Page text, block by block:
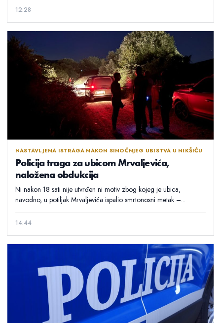
12:28
NASTAVLJENA ISTRAGA NAKON SINOĆNJEG UBISTVA U NIKŠIĆU
Policija traga za ubicom Mrvaljevića,
naložena obdukcija
Ni nakon 18 sati nije utvrđen ni motiv zbog kojeg je ubica,
navodno, u potiljak Mrvaljevića ispalio smrtonosni metak –...
14:44